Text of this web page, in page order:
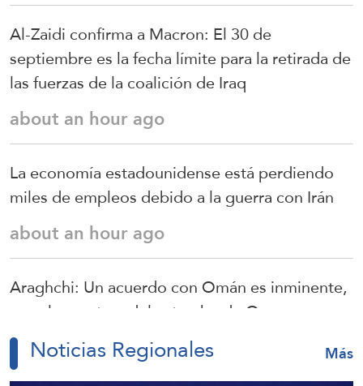
Al-Zaidi confirma a Macron: El 30 de
septiembre es la fecha límite para la retirada de
las fuerzas de la coalición de Iraq
about an hour ago
La economía estadounidense está perdiendo
miles de empleos debido a la guerra con Irán
about an hour ago
Araghchi: Un acuerdo con Omán es inminente,
pero la apertura del estrecho de Ormuz
depende de ciertas condiciones
about 2 hours ago
Noticias Regionales Más